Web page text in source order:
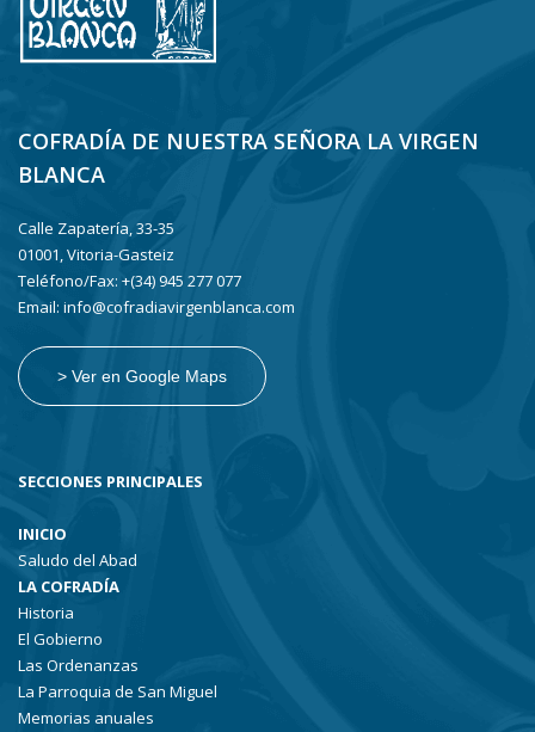
COFRADÍA DE NUESTRA SEÑORA LA VIRGEN
BLANCA
Calle Zapatería, 33-35
01001, Vitoria-Gasteiz
Teléfono/Fax: +(34) 945 277 077
Email: info@cofradiavirgenblanca.com
> Ver en Google Maps
SECCIONES PRINCIPALES
INICIO
Saludo del Abad
LA COFRADÍA
Historia
El Gobierno
Las Ordenanzas
La Parroquia de San Miguel
Memorias anuales